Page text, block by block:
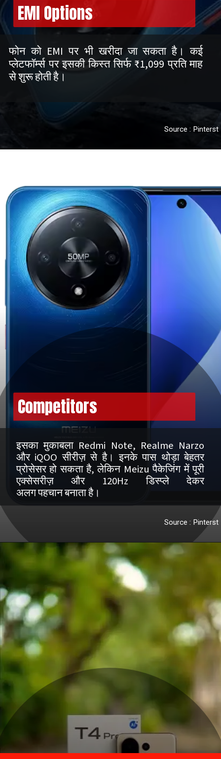
EMI Options
फोन को EMI पर भी खरीदा जा सकता है। कई
प्लेटफॉर्म्स पर इसकी किस्त सिर्फ ₹1,099 प्रति माह
से शुरू होती है।
Source : Pinterst
Competitors
इसका मुकाबला Redmi Note, Realme Narzo
और iQOO सीरीज़ से है। इनके पास थोड़ा बेहतर
प्रोसेसर हो सकता है, लेकिन Meizu पैकेजिंग में पूरी
एक्सेसरीज़ और 120Hz डिस्प्ले देकर
Source : Pinterst